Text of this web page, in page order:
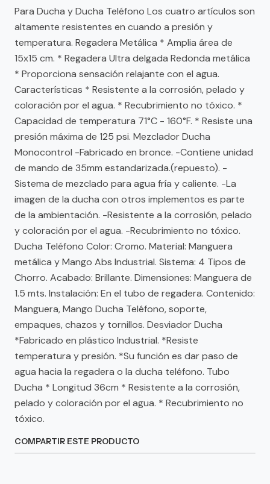
Para Ducha y Ducha Teléfono Los cuatro artículos son
altamente resistentes en cuando a presión y
temperatura. Regadera Metálica * Amplia área de
15x15 cm. * Regadera Ultra delgada Redonda metálica
* Proporciona sensación relajante con el agua.
Características * Resistente a la corrosión, pelado y
coloración por el agua. * Recubrimiento no tóxico. *
Capacidad de temperatura 71°C - 160°F. * Resiste una
presión máxima de 125 psi. Mezclador Ducha
Monocontrol -Fabricado en bronce. -Contiene unidad
de mando de 35mm estandarizada.(repuesto). -
Sistema de mezclado para agua fría y caliente. -La
imagen de la ducha con otros implementos es parte
de la ambientación. -Resistente a la corrosión, pelado
y coloración por el agua. -Recubrimiento no tóxico.
Ducha Teléfono Color: Cromo. Material: Manguera
metálica y Mango Abs Industrial. Sistema: 4 Tipos de
Chorro. Acabado: Brillante. Dimensiones: Manguera de
1.5 mts. Instalación: En el tubo de regadera. Contenido:
Manguera, Mango Ducha Teléfono, soporte,
empaques, chazos y tornillos. Desviador Ducha
*Fabricado en plástico Industrial. *Resiste
temperatura y presión. *Su función es dar paso de
agua hacia la regadera o la ducha teléfono. Tubo
Ducha * Longitud 36cm * Resistente a la corrosión,
pelado y coloración por el agua. * Recubrimiento no
tóxico.
COMPARTIR ESTE PRODUCTO